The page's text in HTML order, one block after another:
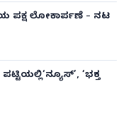
ಪಕ್ಷ ಲೋಕಾರ್ಪಣೆ – ನಟ
‘ಭಕ್ತ